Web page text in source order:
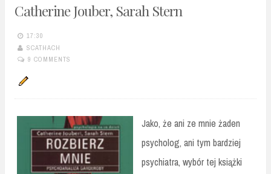
Catherine Jouber, Sarah Stern
17:30
SCATHACH
9 COMMENTS
Jako, że ani ze mnie żaden
psycholog, ani tym bardziej
psychiatra, wybór tej książki